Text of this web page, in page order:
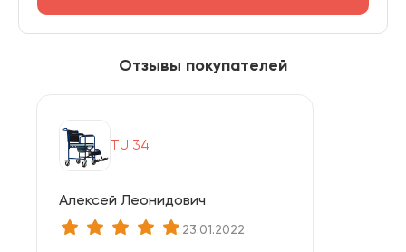
Отзывы покупателей
TU 34
Алексей Леонидович
23.01.2022